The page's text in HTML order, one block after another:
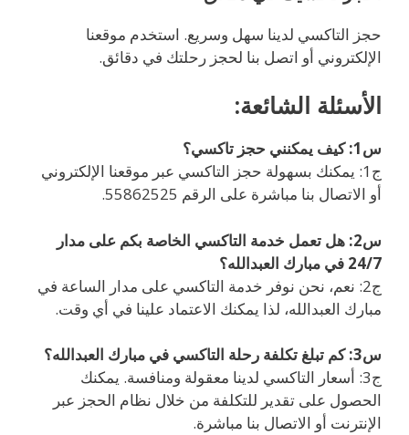
حجز التاكسي لدينا سهل وسريع. استخدم موقعنا
الإلكتروني أو اتصل بنا لحجز رحلتك في دقائق.
الأسئلة الشائعة:
س1: كيف يمكنني حجز تاكسي؟
ج1: يمكنك بسهولة حجز التاكسي عبر موقعنا الإلكتروني
أو الاتصال بنا مباشرة على الرقم 55862525.
س2: هل تعمل خدمة التاكسي الخاصة بكم على مدار
24/7 في مبارك العبدالله؟
ج2: نعم، نحن نوفر خدمة التاكسي على مدار الساعة في
مبارك العبدالله، لذا يمكنك الاعتماد علينا في أي وقت.
س3: كم تبلغ تكلفة رحلة التاكسي في مبارك العبدالله؟
ج3: أسعار التاكسي لدينا معقولة ومنافسة. يمكنك
الحصول على تقدير للتكلفة من خلال نظام الحجز عبر
الإنترنت أو الاتصال بنا مباشرة.